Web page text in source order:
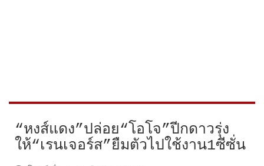
“หงส์แดง”ปล่อย“โอโจ”ปีกดาวรุ่ง
ให้“เรนเจอร์ส”ยืมตัวไปใช้งาน1ซีซั่น